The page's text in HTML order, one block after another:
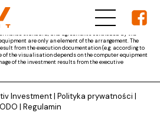
website are for reference only and the subject
from the parties' agreement and the project
authority, as well as other documents, i.e. the
standard, and agreements concluded by the
are only an element of the arrangement. The
from the execution documentation (e.g. according to
of the visualisation depends on the computer equipment
of the investment results from the executive
Investment| Polityka prywatności |
| Regulamin